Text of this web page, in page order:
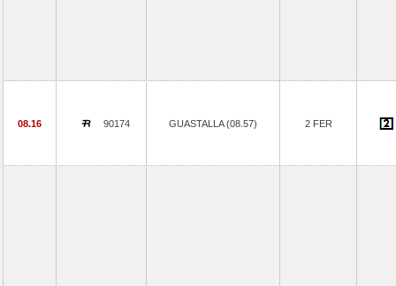
08.16 90174 GUASTALLA (08.57) 2 FER